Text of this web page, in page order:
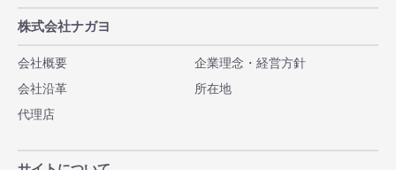
株式会社ナガヨ
会社概要
企業理念・経営方針
会社沿革
所在地
代理店